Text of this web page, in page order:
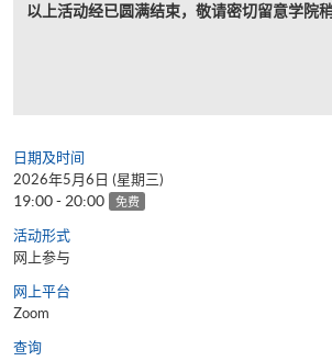
以上活动经已圆满结束，敬请密切留意学院稍
日期及时间
2026年5月6日 (星期三)
19:00 - 20:00 免费
活动形式
网上参与
网上平台
Zoom
查询